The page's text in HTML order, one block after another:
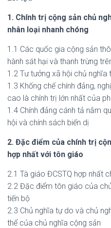
1. Chính trị cộng sản chủ
nhân loại nhanh chóng
1.1 Các quốc gia cộng sản
hành sát hại và thanh trừng
1.2 Tư tưởng xã hội chủ nghĩa
1.3 Khống chế chính đảng,
cao là chính trị lớn nhất của
1.4 Chính đảng cánh tả nắm
hội và chính sách biến dị
2. Đặc điểm của chính trị
hợp nhất với tôn giáo
2.1 Tà giáo ĐCSTQ hợp nhất
2.2 Đặc điểm tôn giáo của
tiến bộ
2.3 Chủ nghĩa tự do và chủ
thể của chủ nghĩa cộng sản